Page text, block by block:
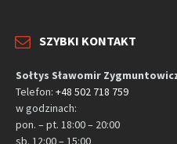
SZYBKI KONTAKT
Sołtys Sławomir
Telefon: +48 502 718 759
w godzinach:
pon. – pt. 18:00 – 20:00
sb. 12:00 – 15:00